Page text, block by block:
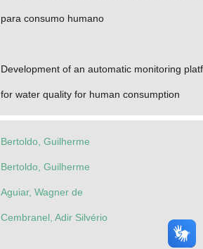
para consumo humano
Development of an automatic monitoring
for water quality for human consumption
Bertoldo, Guilherme
Bertoldo, Guilherme
Aguiar, Wagner de
Cembranel, Adir Silvério